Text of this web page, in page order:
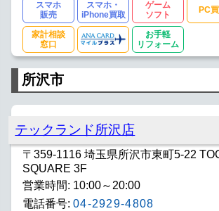
スマホ
販売
スマホ・
iPhone買取
ゲーム
ソフト
PC
家計相談
窓口
お手軽
リフォーム
所沢市
テックランド所沢店
〒359-1116 埼玉県所沢市東町5-22
SQUARE 3F
営業時間: 10:00～20:00
電話番号: 04-2929-4808